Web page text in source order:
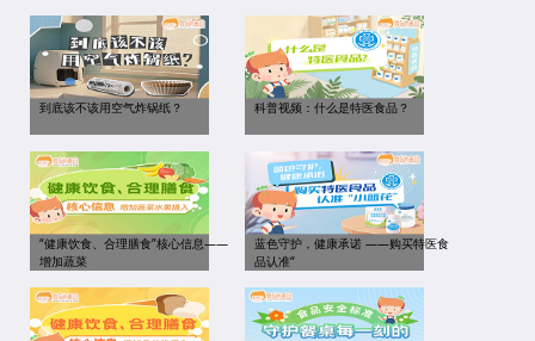
到底该不该用空气炸锅纸？ 科普视频：什么是特医食品？
“健康饮食、合理膳食”核心信息——
增加蔬菜
蓝色守护，健康承诺 ——购买特医食
品认准“